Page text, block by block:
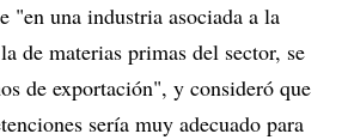
"en una industria asociada a la
de materias primas del sector, se
de exportación", y consideró que
sería muy adecuado para